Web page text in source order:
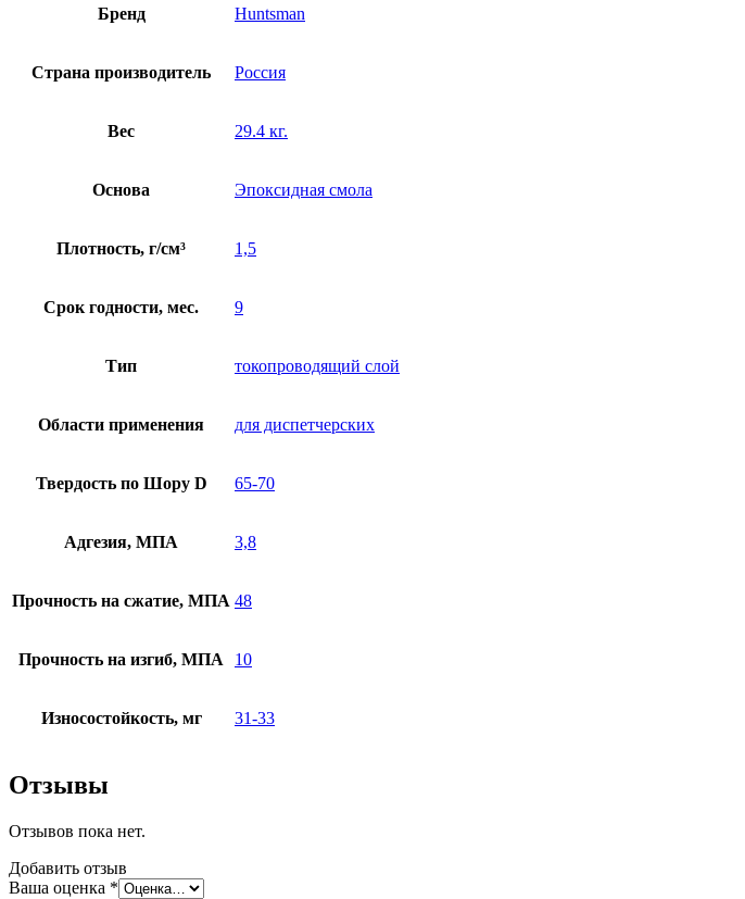
Бренд Huntsman
Страна производитель Россия
Вес 29.4 кг.
Основа Эпоксидная смола
Плотность, г/см³ 1,5
Срок годности, мес. 9
Тип токопроводящий слой
Области применения для диспетчерских
Твердость по Шору D 65-70
Адгезия, МПА 3,8
Прочность на сжатие, МПА 48
Прочность на изгиб, МПА 10
Износостойкость, мг 31-33
Отзывы
Отзывов пока нет.
Добавить отзыв
Ваша оценка *